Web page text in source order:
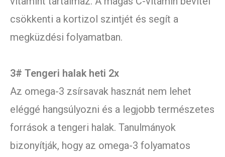
csökkenti a kortizol szintjét és segít a
megküzdési folyamatban.
3# Tengeri halak heti 2x
Az omega-3 zsírsavak hasznát nem lehet
eléggé hangsúlyozni és a legjobb természetes
források a tengeri halak. Tanulmányok
bizonyítják, hogy az omega-3 folyamatos